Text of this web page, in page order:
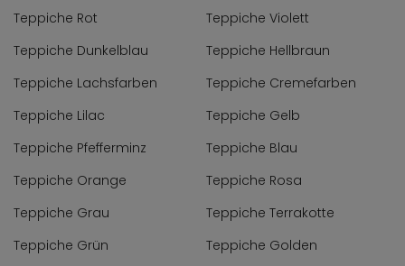
Teppiche Rot
Teppiche Violett
Teppiche Dunkelblau
Teppiche Hellbraun
Teppiche Lachsfarben
Teppiche Cremefarben
Teppiche Lilac
Teppiche Gelb
Teppiche Pfefferminz
Teppiche Blau
Teppiche Orange
Teppiche Rosa
Teppiche Grau
Teppiche Terrakotte
Teppiche Grün
Teppiche Golden